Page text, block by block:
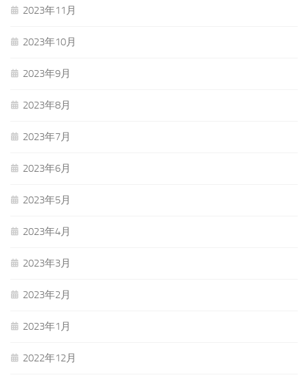
2023年11月
2023年10月
2023年9月
2023年8月
2023年7月
2023年6月
2023年5月
2023年4月
2023年3月
2023年2月
2023年1月
2022年12月